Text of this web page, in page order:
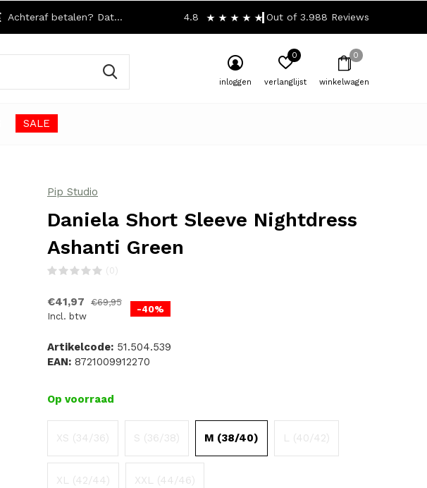
SALE
inloggen verlanglijst
0
winkelwagen
0
Achteraf betalen? Dat kan! 4.8 Out of 3.988 Reviews
Pip Studio
Daniela Short Sleeve Nightdress
Ashanti Green
(0)
€41,97
€69,95
Incl. btw
-40%
Artikelcode: 51.504.539
EAN: 8721009912270
Op voorraad
XS (34/36) S (36/38) M (38/40) L (40/42)
XL (42/44) XXL (44/46)